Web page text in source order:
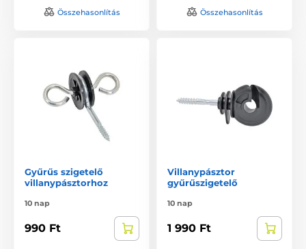
Összehasonlítás Összehasonlítás
Gyűrűs szigetelő
villanypásztorhoz
10 nap
990 Ft
Villanypásztor
gyűrűszigetelő
10 nap
1 990 Ft